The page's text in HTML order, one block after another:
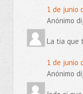
1 de junio
Anónimo
La tia que
1 de junio
Anónimo